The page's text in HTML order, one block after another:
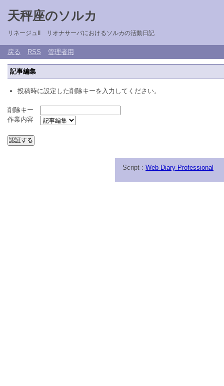
天秤座のソルカ
リネージュII リオナサーバにおけるソルカの活動日記
戻る RSS 管理者用
記事編集
投稿時に設定した削除キーを入力してください。
削除キー
作業内容
Script : Web Diary Professional